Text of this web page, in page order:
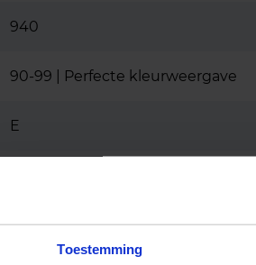
Toestemming
940
90-99 | Perfecte kleurweergave
E
GU10